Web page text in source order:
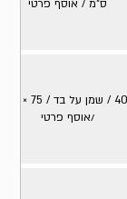
ס"מ / אוסף פרטי
/אוסף פרטי